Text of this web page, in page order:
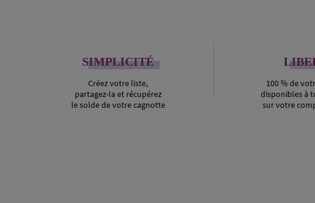
SIMPLICITÉ
Créez votre liste,
partagez-la et récupérez
le solde de votre cagnotte
100 % de
disponibles à
sur votre